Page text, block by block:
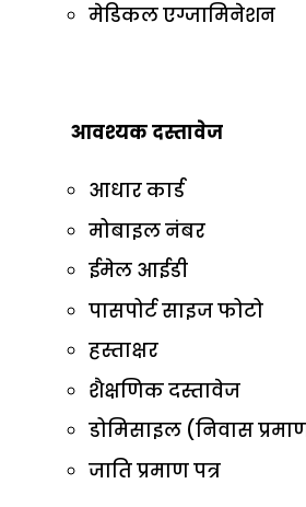
मेडिकल एग्जामिनेशन
आवश्यक दस्तावेज
आधार कार्ड
मोबाइल नंबर
ईमेल आईडी
पासपोर्ट साइज फोटो
हस्ताक्षर
शैक्षणिक दस्तावेज
डोमिसाइल (निवास
जाति प्रमाण पत्र